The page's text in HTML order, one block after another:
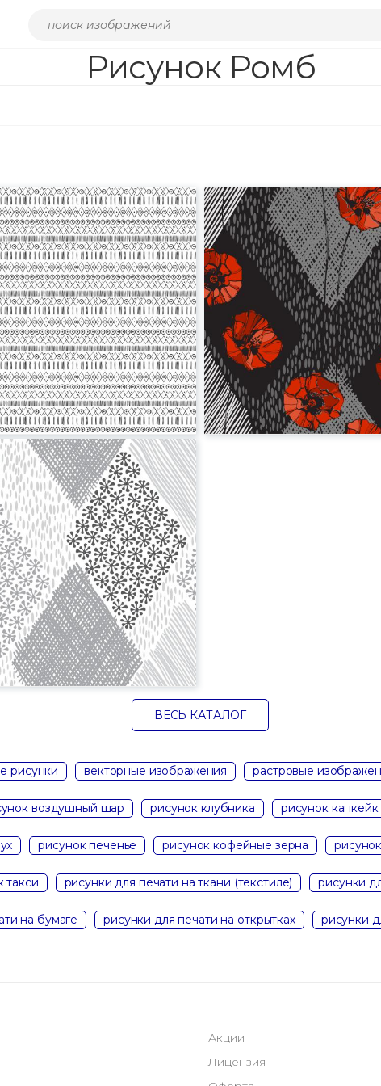
Рисунок Ромб
ВЕСЬ КАТАЛОГ
рисунки векторные изображения растровые
воздушный шар рисунок клубника рисунок капкейк
рисунок печенье рисунок кофейные зерна
такси рисунки для печати на ткани (текстиле) рисунки
на бумаге рисунки для печати на открытках рисунки
Акции
Лицензия